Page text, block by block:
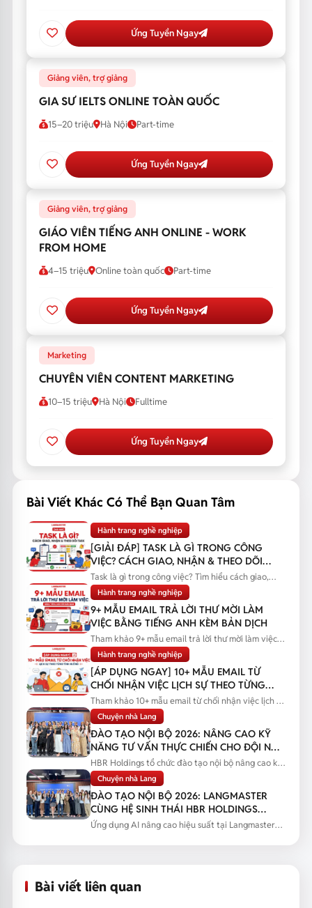
Ứng Tuyển Ngay
Giảng viên, trợ giảng
GIA SƯ IELTS ONLINE TOÀN QUỐC
15–20 triệu Hà Nội Part-time
Ứng Tuyển Ngay
Giảng viên, trợ giảng
GIÁO VIÊN TIẾNG ANH ONLINE - WORK
FROM HOME
4–15 triệu Online toàn quốc Part-time
Ứng Tuyển Ngay
Marketing
CHUYÊN VIÊN CONTENT MARKETING
10–15 triệu Hà Nội Fulltime
Ứng Tuyển Ngay
Bài Viết Khác Có Thể Bạn Quan Tâm
Hành trang nghề nghiệp
[GIẢI ĐÁP] TASK LÀ GÌ TRONG CÔNG
VIỆC? CÁCH GIAO, NHẬN & THEO DÕI
TASK
Task là gì trong công việc? Tìm hiểu cách giao,
nhận và theo dõi task...
Hành trang nghề nghiệp
9+ MẪU EMAIL TRẢ LỜI THƯ MỜI LÀM
VIỆC BẰNG TIẾNG ANH KÈM BẢN DỊCH
Tham khảo 9+ mẫu email trả lời thư mời làm việc
bằng tiếng Anh kèm bản...
Hành trang nghề nghiệp
[ÁP DỤNG NGAY] 10+ MẪU EMAIL TỪ
CHỐI NHẬN VIỆC LỊCH SỰ THEO TỪNG
TÌNH HUỐNG
Tham khảo 10+ mẫu email từ chối nhận việc lịch sự
theo từng tình huống...
Chuyện nhà Lang
ĐÀO TẠO NỘI BỘ 2026: NÂNG CAO KỸ
NĂNG TƯ VẤN THỰC CHIẾN CHO ĐỘI NGŨ
SALES
HBR Holdings tổ chức đào tạo nội bộ nâng cao kỹ
năng tư vấn thực chiến...
Chuyện nhà Lang
ĐÀO TẠO NỘI BỘ 2026: LANGMASTER
CÙNG HỆ SINH THÁI HBR HOLDINGS
NÂNG CAO NĂNG LỰC ỨNG DỤNG AI
Ứng dụng AI nâng cao hiệu suất tại Langmaster
Bài viết liên quan